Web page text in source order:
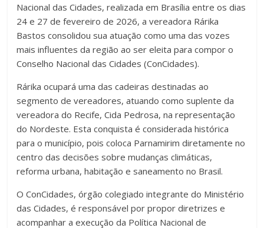
Nacional das Cidades, realizada em Brasília entre os dias
24 e 27 de fevereiro de 2026, a vereadora Rárika
Bastos consolidou sua atuação como uma das vozes
mais influentes da região ao ser eleita para compor o
Conselho Nacional das Cidades (ConCidades).
Rárika ocupará uma das cadeiras destinadas ao
segmento de vereadores, atuando como suplente da
vereadora do Recife, Cida Pedrosa, na representação
do Nordeste. Esta conquista é considerada histórica
para o município, pois coloca Parnamirim diretamente no
centro das decisões sobre mudanças climáticas,
reforma urbana, habitação e saneamento no Brasil.
O ConCidades, órgão colegiado integrante do Ministério
das Cidades, é responsável por propor diretrizes e
acompanhar a execução da Política Nacional de